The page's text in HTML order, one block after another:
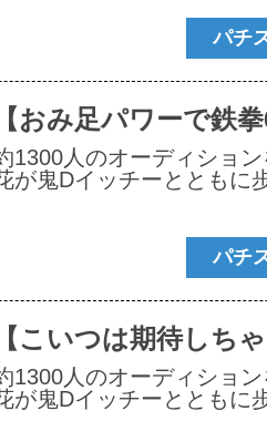
パチ
【おみ足パワーで鉄
1300人のオーディショ
が鬼Dイッチーとともに
パチ
【こいつは期待しち
1300人のオーディショ
が鬼Dイッチーとともに